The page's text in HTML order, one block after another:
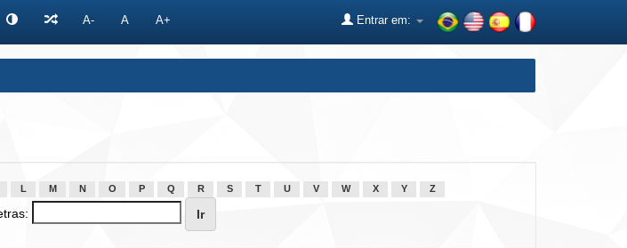
A- A A+ Entrar em:
L M N O P Q R S T U V W X Y Z